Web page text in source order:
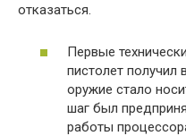
отказаться.
Первые
пистолет получил
оружие стало
шаг был
работы